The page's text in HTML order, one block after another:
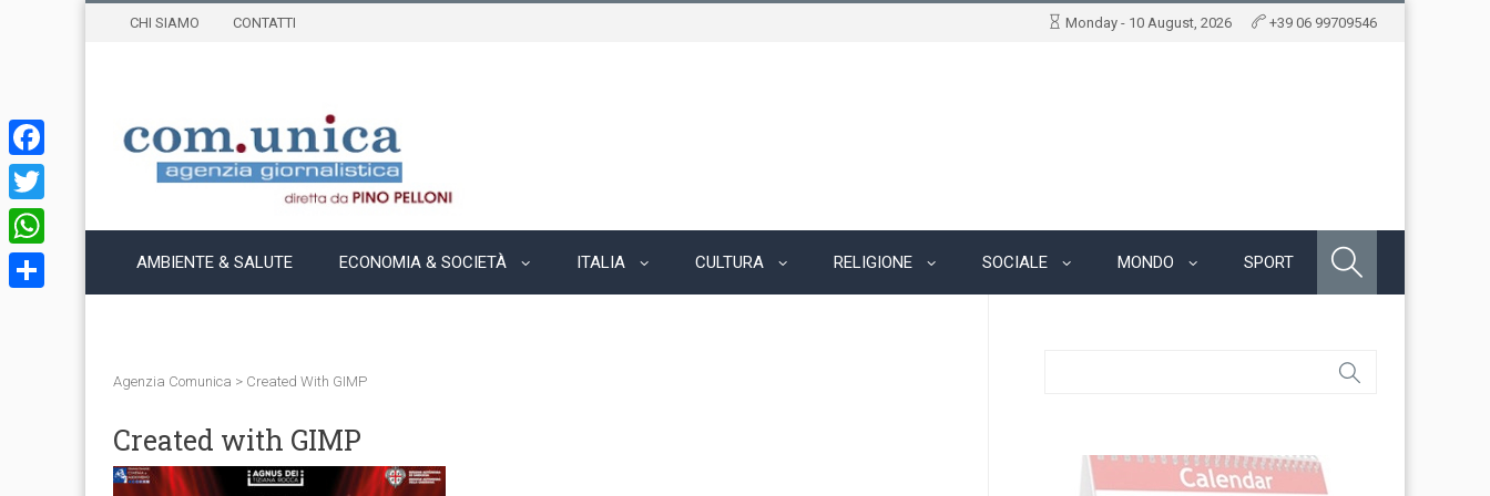
CHI SIAMO CONTATTI Monday - 10 August, 2026 +39 06 99709546
AMBIENTE & SALUTE ECONOMIA & SOCIETÀ ITALIA CULTURA RELIGIONE SOCIALE MONDO SPORT
Agenzia Comunica > Created With GIMP
Created with GIMP
Facebook
Twitter
WhatsApp